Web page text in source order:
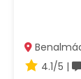
4.1/5 |